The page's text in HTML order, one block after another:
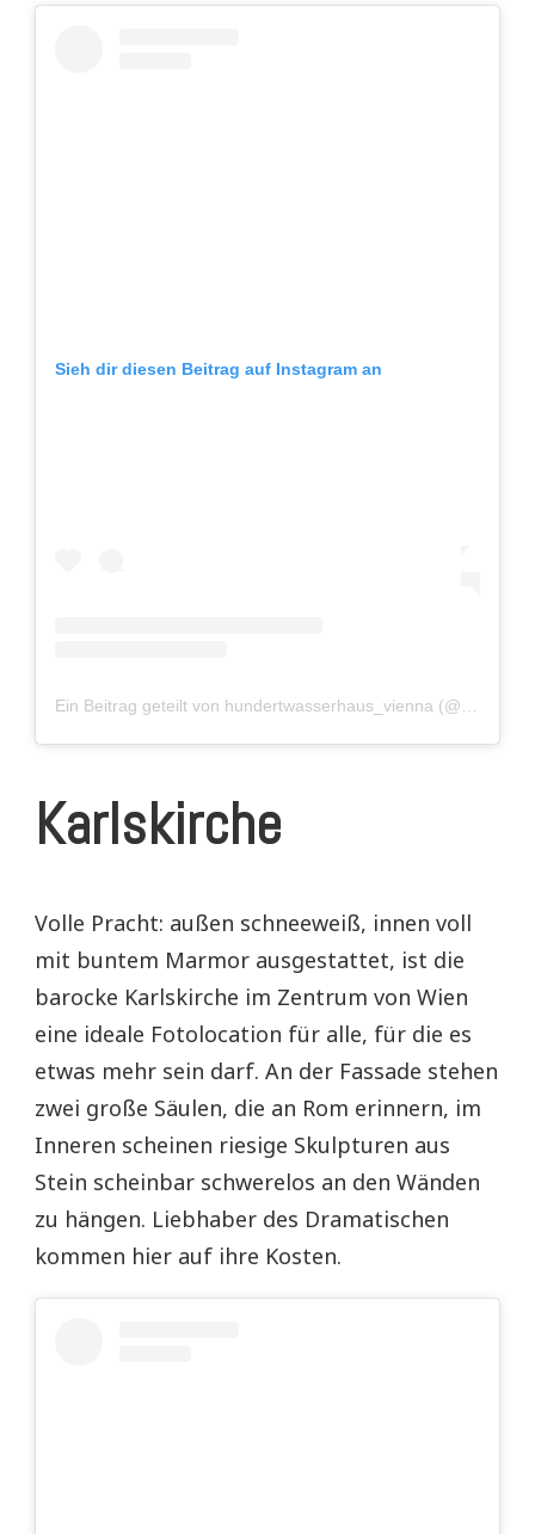
Sieh dir diesen Beitrag auf Instagram an
Karlskirche
Volle Pracht: außen schneeweiß, innen voll
mit buntem Marmor ausgestattet, ist die
barocke Karlskirche im Zentrum von Wien
eine ideale Fotolocation für alle, für die es
etwas mehr sein darf. An der Fassade stehen
zwei große Säulen, die an Rom erinnern, im
Inneren scheinen riesige Skulpturen aus
Stein scheinbar schwerelos an den Wänden
zu hängen. Liebhaber des Dramatischen
kommen hier auf ihre Kosten.